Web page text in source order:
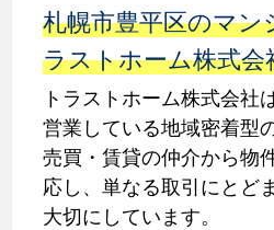
札幌市豊平区のマ
ラストホーム株式会
トラストホーム株式会社
営業している地域密着型
売買・賃貸の仲介から物
応し、単なる取引にとど
大切にしています。